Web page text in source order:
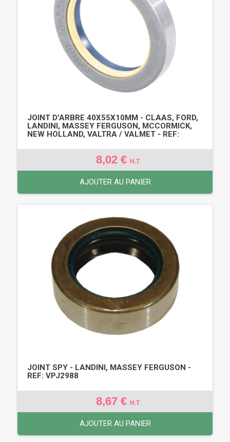
JOINT D'ARBRE 40X55X10MM - CLAAS, FORD,
LANDINI, MASSEY FERGUSON, MCCORMICK,
NEW HOLLAND, VALTRA / VALMET - REF:
8,02 € H.T
AJOUTER AU PANIER
JOINT SPY - LANDINI, MASSEY FERGUSON -
REF: VPJ2988
8,67 € H.T
AJOUTER AU PANIER